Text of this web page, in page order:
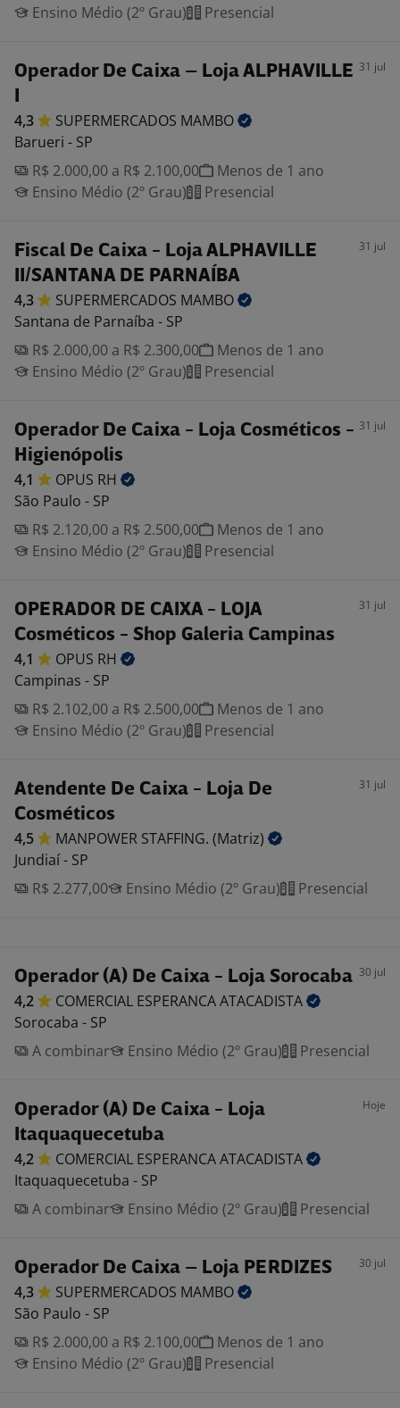
Ensino Médio (2º Grau)
Presencial
Operador De Caixa – Loja ALPHAVILLE 31 jul
4,3 SUPERMERCADOS MAMBO
Barueri - SP
R$ 2.000,00 a R$ 2.100,00
Menos de 1 ano
Ensino Médio (2º Grau)
Presencial
Fiscal De Caixa - Loja ALPHAVILLE
II/SANTANA DE PARNAÍBA
31 jul
4,3 SUPERMERCADOS MAMBO
Santana de Parnaíba - SP
R$ 2.000,00 a R$ 2.300,00
Menos de 1 ano
Ensino Médio (2º Grau)
Presencial
Operador De Caixa - Loja Cosméticos -
Higienópolis
31 jul
4,1 OPUS RH
São Paulo - SP
R$ 2.120,00 a R$ 2.500,00
Menos de 1 ano
Ensino Médio (2º Grau)
Presencial
OPERADOR DE CAIXA - LOJA
Cosméticos - Shop Galeria Campinas
31 jul
4,1 OPUS RH
Campinas - SP
R$ 2.102,00 a R$ 2.500,00
Menos de 1 ano
Ensino Médio (2º Grau)
Presencial
Atendente De Caixa - Loja De
Cosméticos
31 jul
4,5 MANPOWER STAFFING. (Matriz)
Jundiaí - SP
R$ 2.277,00
Ensino Médio (2º Grau) Presencial
Operador (A) De Caixa - Loja Sorocaba 30 jul
4,2 COMERCIAL ESPERANCAATACADISTA
Sorocaba - SP
A combinar
Ensino Médio (2º Grau) Presencial
Operador (A) De Caixa - Loja
Itaquaquecetuba
Hoje
4,2 COMERCIAL ESPERANCAATACADISTA
Itaquaquecetuba - SP
A combinar
Ensino Médio (2º Grau) Presencial
Operador De Caixa – Loja PERDIZES 30 jul
4,3 SUPERMERCADOS MAMBO
São Paulo - SP
R$ 2.000,00 a R$ 2.100,00
Menos de 1 ano
Ensino Médio (2º Grau)
Presencial